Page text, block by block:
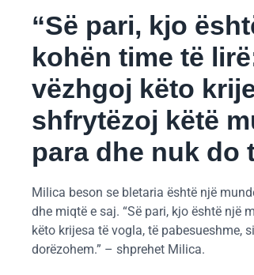
“Së pari, kjo
kohën time të
vëzhgoj këto
shfrytëzoj këtë
para dhe nuk do
Milica beson se bletaria është një
dhe miqtë e saj. “Së pari, kjo është një
këto krijesa të vogla, të pabesueshme,
dorëzohem.” – shprehet Milica.